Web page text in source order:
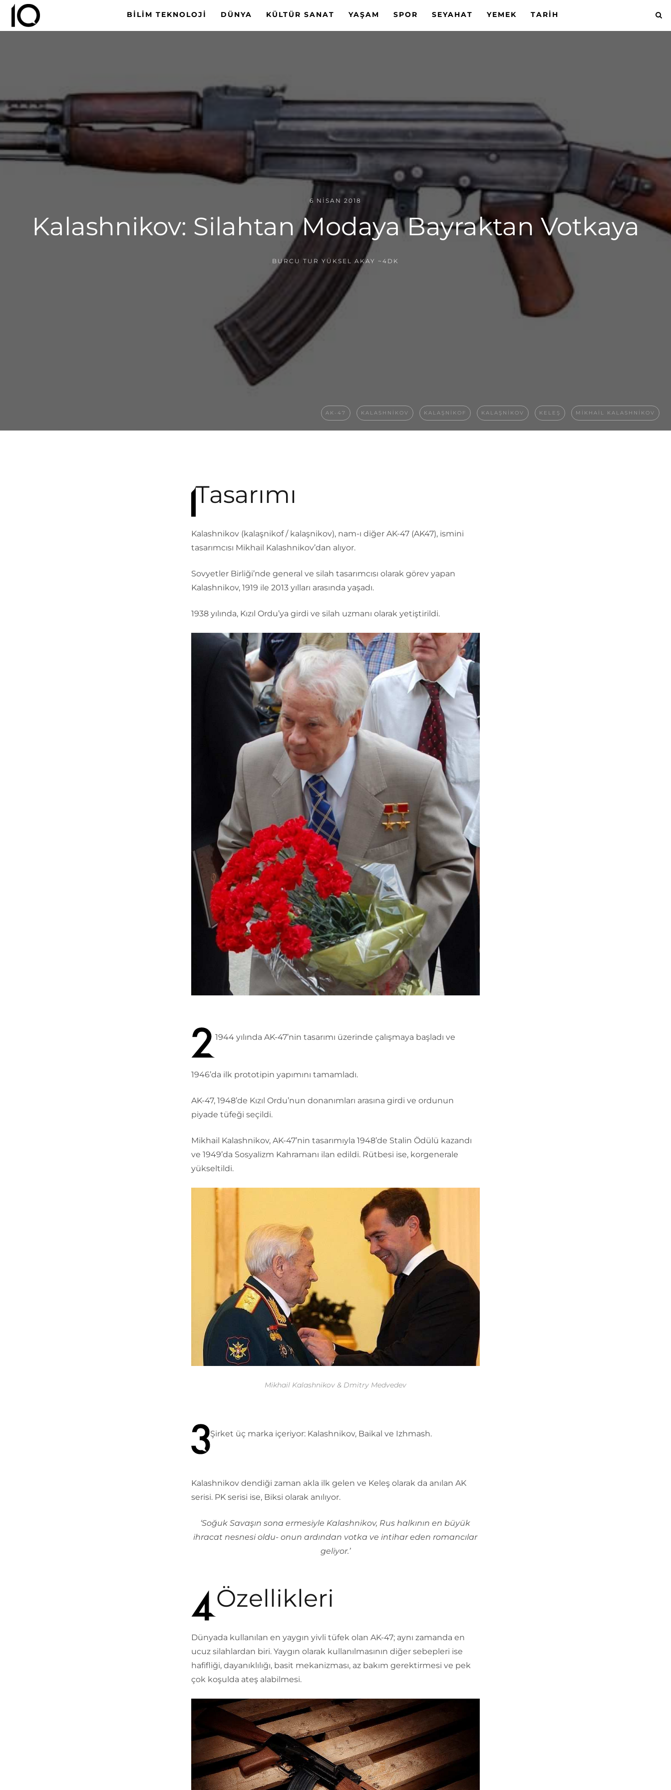
BILIM TEKNOLOJI DÜNYA KÜLTÜR SANAT YAŞAM SPOR SEYAHAT YEMEK TARIH
6 NISAN 2018
Kalashnikov: Silahtan Modaya Bayraktan Votkaya
BURCU TUR YÜKSEL AKAY ~4DK
AK-47 KALASHNIKOV KALAŞNIKOF KALAŞNIKOV KELEŞ MIKHAIL KALASHNIKOV
Tasarımı
Kalashnikov (kalaşnikof / kalaşnikov), nam-ı diğer AK-47 (AK47), ismini
tasarımcısı Mikhail Kalashnikov’dan alıyor.
Sovyetler Birliği’nde general ve silah tasarımcısı olarak görev yapan
Kalashnikov, 1919 ile 2013 yılları arasında yaşadı.
1938 yılında, Kızıl Ordu’ya girdi ve silah uzmanı olarak yetiştirildi.
1944 yılında AK-47’nin tasarımı üzerinde çalışmaya başladı ve
1946’da ilk prototipin yapımını tamamladı.
AK-47, 1948’de Kızıl Ordu’nun donanımları arasına girdi ve ordunun
piyade tüfeği seçildi.
Mikhail Kalashnikov, AK-47’nin tasarımıyla 1948’de Stalin Ödülü kazandı
ve 1949’da Sosyalizm Kahramanı ilan edildi. Rütbesi ise, korgenerale
yükseltildi.
Mikhail Kalashnikov & Dmitry Medvedev
Şirket üç marka içeriyor: Kalashnikov, Baikal ve Izhmash.
Kalashnikov dendiği zaman akla ilk gelen ve Keleş olarak da anılan AK
serisi. PK serisi ise, Biksi olarak anılıyor.
‘Soğuk Savaşın sona ermesiyle Kalashnikov, Rus halkının en büyük
ihracat nesnesi oldu- onun ardından votka ve intihar eden romancılar
geliyor.’
Özellikleri
Dünyada kullanılan en yaygın yivli tüfek olan AK-47; aynı zamanda en
ucuz silahlardan biri. Yaygın olarak kullanılmasının diğer sebepleri ise
hafifliği, dayanıklılığı, basit mekanizması, az bakım gerektirmesi ve pek
çok koşulda ateş alabilmesi.